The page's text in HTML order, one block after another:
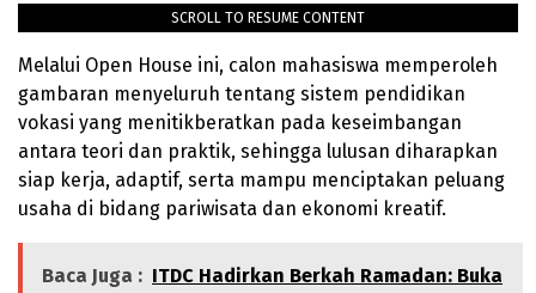
SCROLL TO RESUME CONTENT
Melalui Open House ini, calon mahasiswa memperoleh
gambaran menyeluruh tentang sistem pendidikan
vokasi yang menitikberatkan pada keseimbangan
antara teori dan praktik, sehingga lulusan diharapkan
siap kerja, adaptif, serta mampu menciptakan peluang
usaha di bidang pariwisata dan ekonomi kreatif.
Baca Juga : ITDC Hadirkan Berkah Ramadan: Buka